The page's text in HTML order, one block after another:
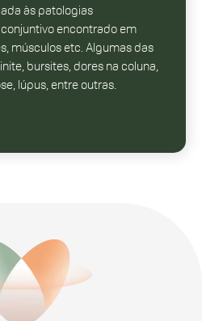
às patologias
encontrado em
músculos etc. Algumas das
bursites, dores na coluna,
lúpus, entre outras.